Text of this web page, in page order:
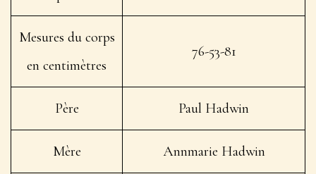
Mesures du corps
en centimètres
76-53-81
Père Paul Hadwin
Mère Annmarie Hadwin